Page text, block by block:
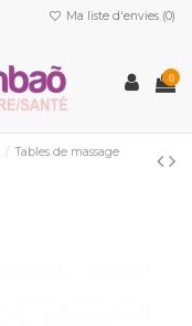
Ma liste d'envies (0)
0
Tables de massage